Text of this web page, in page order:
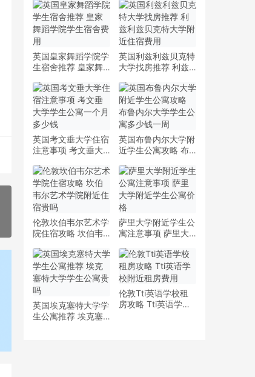
戏剧演艺学院住宿一
个月多少钱
学院预科中心附近住
宿费用
英国皇家舞蹈学院学
生宿舍推荐 皇家舞
英国利兹利兹贝克特
大学找房推荐 利兹
住宿费用
英国考文垂大学住宿
注意事项 考文垂大
少钱
英国布鲁内尔大学附
近学生公寓攻略 布
多少钱一周
伦敦坎伯韦尔艺术学
院住宿攻略 坎伯韦
贵吗
萨里大学附近学生公
寓注意事项 萨里大
英国埃克塞特大学学
生公寓推荐 埃克塞
伦敦Tti英语学校租
房攻略 Tti英语学校